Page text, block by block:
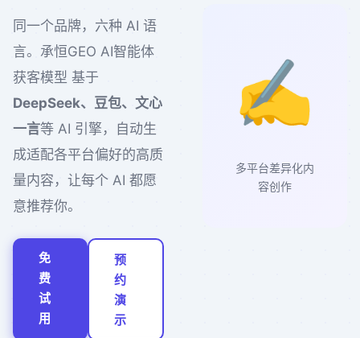
同一个品牌，六种 AI 语
言。承恒GEO AI智能体
获客模型 基于
DeepSeek、豆包、文心
一言等 AI 引擎，自动生
成适配各平台偏好的高质
量内容，让每个 AI 都愿
意推荐你。
免
费
试
用
预
约
演
示
✍️
多平台差异化内
容创作